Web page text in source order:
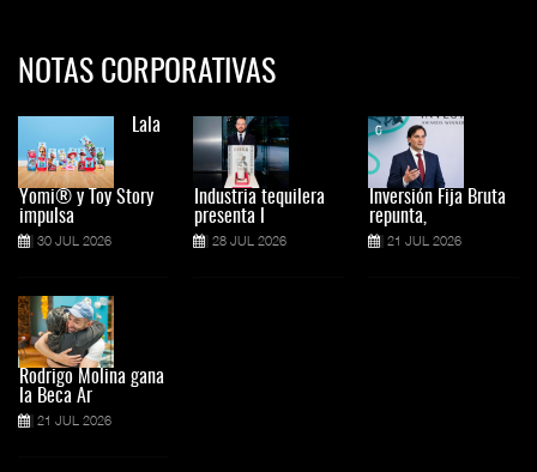
NOTAS CORPORATIVAS
Lala
Yomi® y Toy Story
impulsa
30 JUL 2026
Rodrigo Molina gana
la Beca Ar
21 JUL 2026
Industria tequilera
presenta l
28 JUL 2026
Inversión Fija Bruta
repunta,
21 JUL 2026